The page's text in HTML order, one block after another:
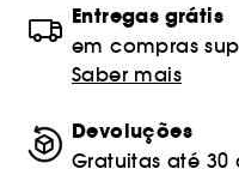
Entregas grátis
em compras
Saber mais
Devoluções
Gratuitas até 30